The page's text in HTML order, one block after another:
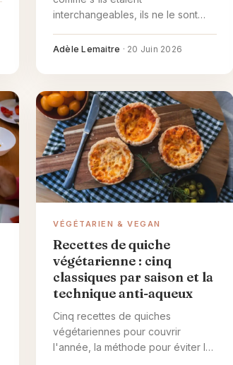
interchangeables, ils ne le sont
se rejoignent, et ce que cela
ou pour un proche concerné.
Adèle Lemaitre · 20 Juin 2026
VÉGÉTARIEN & VEGAN
Recettes de quiche
végétarienne : cinq
classiques par saison et la
technique anti-aqueux
Cinq recettes de quiches
végétariennes pour couvrir
l'année, la méthode pour éviter la